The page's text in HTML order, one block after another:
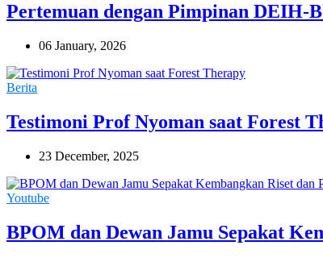
Pertemuan dengan Pimpinan DEIH-
06 January, 2026
Berita
Testimoni Prof Nyoman saat Forest
23 December, 2025
Youtube
BPOM dan Dewan Jamu Sepakat